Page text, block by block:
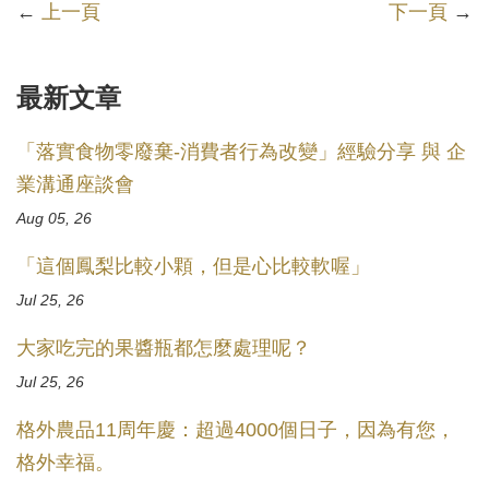
← 上一頁 下一頁 →
最新文章
「落實食物零廢棄-消費者行為改變」經驗分享 與 企
業溝通座談會
Aug 05, 26
「這個鳳梨比較小顆，但是心比較軟喔」
Jul 25, 26
大家吃完的果醬瓶都怎麼處理呢？
Jul 25, 26
格外農品11周年慶：超過4000個日子，因為有您，
格外幸福。